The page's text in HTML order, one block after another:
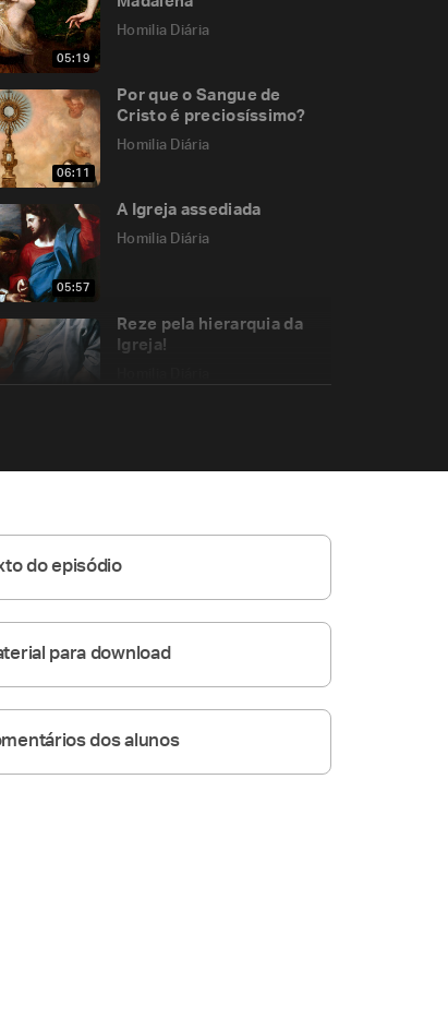
05:19
Homilia Diária
06:11
Por que o Sangue de
Cristo é preciosíssimo?
Homilia Diária
05:57
A Igreja assediada
Homilia Diária
Reze pela hierarquia da
Igreja!
do episódio
para download
dos alunos